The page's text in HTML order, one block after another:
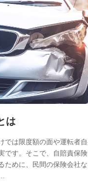
用される利用データの項
会社NTTドコモがサービ
情報などの個人データ
番号、メールアドレス、
先、dポイントサービス
して、dポイントカード番
所、dポイント残高、dポ
す。
式会社NTTドコモが提供
会社NTTドコモが提供する
ご利用履歴インターネット
アプリケーション利用時の
たサービスや商品の名称・
アンケートの回答に関す
は
では限度額の面や運転者
です。そこで、自賠責保
ために、民間の保険会社